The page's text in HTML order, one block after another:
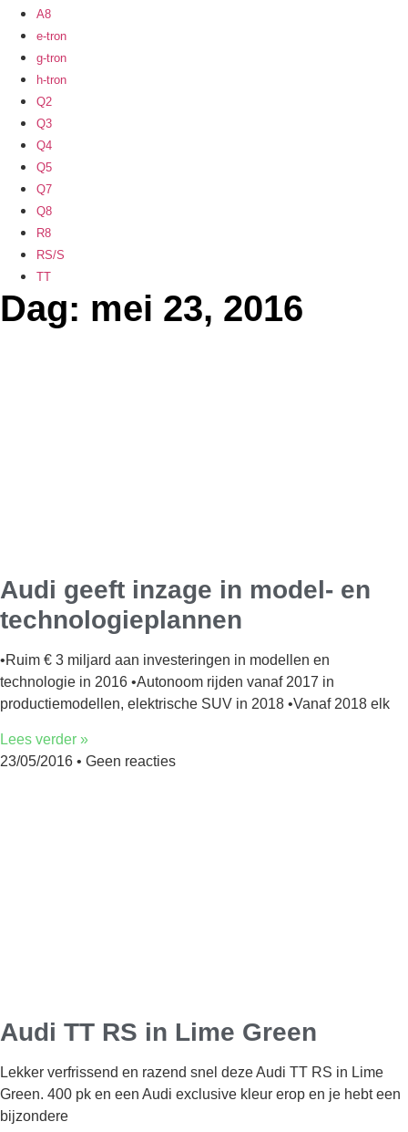
A8
e-tron
g-tron
h-tron
Q2
Q3
Q4
Q5
Q7
Q8
R8
RS/S
TT
Dag: mei 23, 2016
Audi geeft inzage in model- en
technologieplannen
•Ruim € 3 miljard aan investeringen in modellen en
technologie in 2016 •Autonoom rijden vanaf 2017 in
productiemodellen, elektrische SUV in 2018 •Vanaf 2018 elk
Lees verder »
23/05/2016
Geen reacties
Audi TT RS in Lime Green
Lekker verfrissend en razend snel deze Audi TT RS in Lime
Green. 400 pk en een Audi exclusive kleur erop en je hebt een
bijzondere